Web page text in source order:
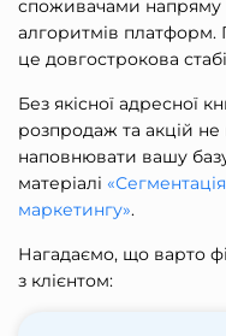
споживачами напряму
алгоритмів платформ.
це довгострокова
Без якісної адресної
розпродаж та акцій
наповнювати вашу
матеріалі
маркетингу».
Нагадаємо, що варто
з клієнтом: